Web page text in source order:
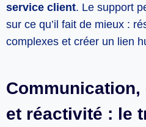
service client. Le support
sur ce qu’il fait de mieux :
complexes et créer un lien
et réactivité : le